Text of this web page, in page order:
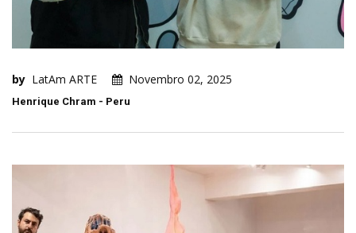
by LatAm ARTE Novembro 02, 2025
Henrique Chram - Peru